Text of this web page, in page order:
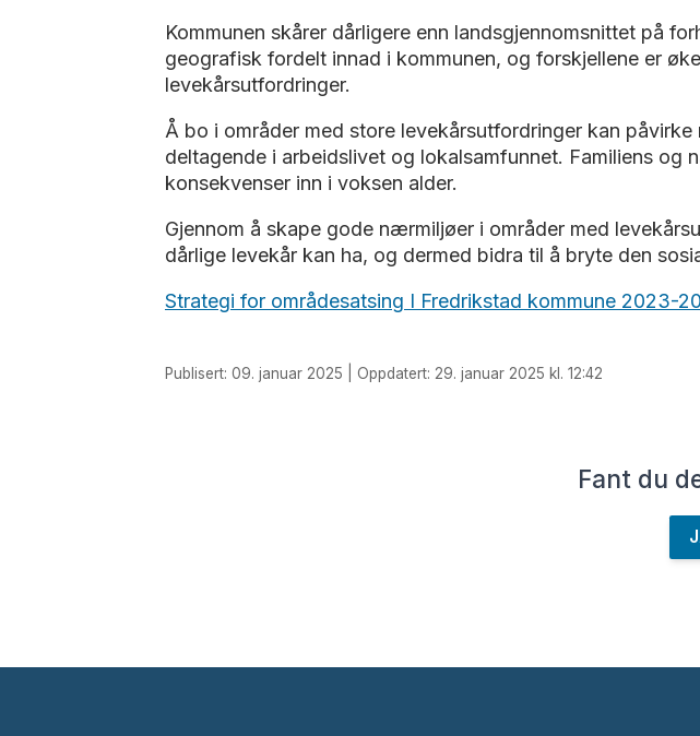
Kommunen skårer dårligere enn landsgjennomsnittet på
geografisk fordelt innad i kommunen, og forskjellene er
levekårsutfordringer.
Å bo i områder med store levekårsutfordringer kan
deltagende i arbeidslivet og lokalsamfunnet. Familiens
konsekvenser inn i voksen alder.
Gjennom å skape gode nærmiljøer i områder med
dårlige levekår kan ha, og dermed bidra til å bryte den
Strategi for områdesatsing I Fredrikstad kommune 2023-
Publisert: 09. januar 2025 | Oppdatert: 29. januar 2025 kl. 12:42
Fant du